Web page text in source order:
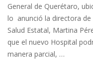
General de Querétaro,
lo anunció la directora de
Salud Estatal, Martina
que el nuevo Hospital
manera parcial, …